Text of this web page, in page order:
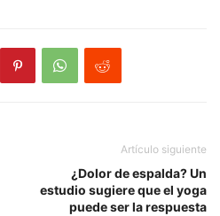
Artículo siguiente
¿Dolor de espalda? Un
estudio sugiere que el yoga
puede ser la respuesta